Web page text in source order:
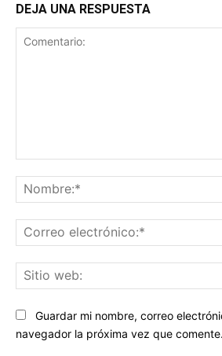
DEJA UNA RESPUESTA
Guardar mi nombre, correo
navegador la próxima vez que comente.